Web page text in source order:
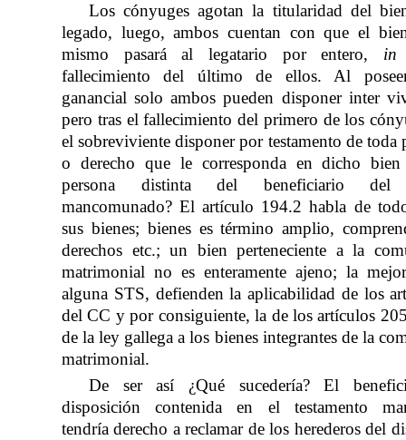
Los cónyuges agotan la titularidad del
legado, luego, ambos cuentan con que el
mismo pasará al legatario por entero,  in
fallecimiento del último de ellos. Al poseer
ganancial solo ambos pueden disponer inter
pero tras el fallecimiento del primero de los
el sobreviviente disponer por testamento de toda
o derecho que le corresponda en dicho
persona distinta del beneficiario del
mancomunado? El artículo 194.2 habla de
sus bienes; bienes es término amplio,
derechos etc.; un bien perteneciente a la
matrimonial no es enteramente ajeno; la
alguna STS, defienden la aplicabilidad de los
del CC y por consiguiente, la de los artículos
de la ley gallega a los bienes integrantes de la
matrimonial.
De ser así ¿Qué sucedería? El
disposición contenida en el testamento
tendría derecho a reclamar de los herederos del